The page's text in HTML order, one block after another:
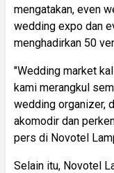
mengatakan, even
wedding expo dan
menghadirkan 50
"Wedding market
kami merangkul
wedding organizer,
akomodir dan
pers di Novotel
Selain itu, Novotel